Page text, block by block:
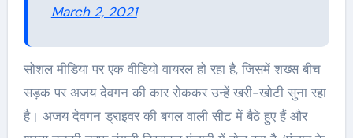
March 2, 2021
सोशल मीडिया पर एक वीडियो वायरल हो रहा है, जिसमें शख्स बीच
सड़क पर अजय देवगन की कार रोककर उन्हें खरी-खोटी सुना रहा
है। अजय देवगन ड्राइवर की बगल वाली सीट में बैठे हुए हैं और